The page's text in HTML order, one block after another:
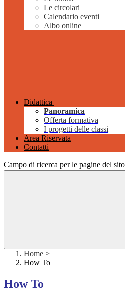
Le circolari
Calendario eventi
Albo online
Didattica
Panoramica
Offerta formativa
I progetti delle classi
Area Riservata
Contatti
Campo di ricerca per le pagine del sito
Home >
How To
How To